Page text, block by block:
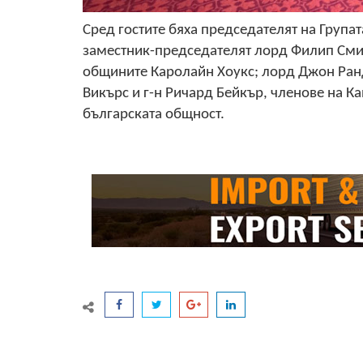
Сред гостите бяха председателят на
заместник-председателят лорд Филип
общините Каролайн Хоукс; лорд Джон
Викърс и г-н Ричард Бейкър, членове на
българската общност.